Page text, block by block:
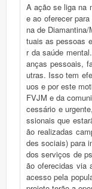
A ação se liga na
e ao oferecer
na de
tuais as pessoas
r da saúde
anças pessoais,
utras. Isso tem
uos e por este
FVJM e da
cessário e
ssionais que
ão realizadas
des sociais) para
dos serviços de
ão oferecidas via
acesso pela